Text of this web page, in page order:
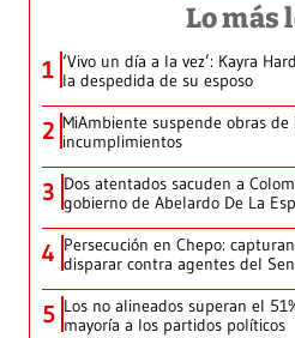
Lo más
1 ‘Vivo un día a la vez’: Kayra
la despedida de su esposo
2 MiAmbiente suspende obras
incumplimientos
3 Dos atentados sacuden a
gobierno de Abelardo De La
4 Persecución en Chepo:
disparar contra agentes del
5 Los no alineados superan el
mayoría a los partidos políticos